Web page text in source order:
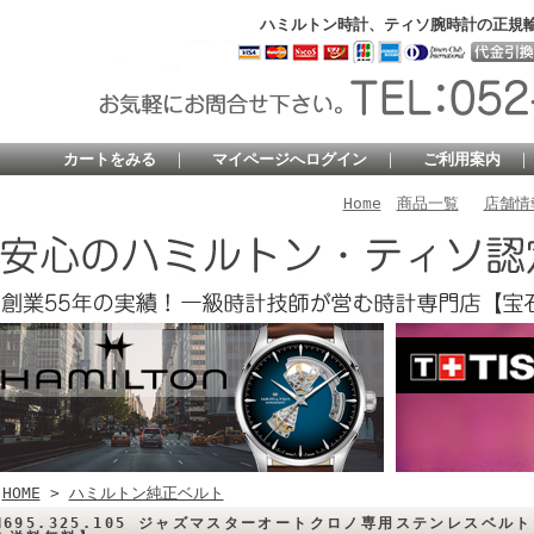
ハミルトン時計、ティソ腕時計の正
カートをみる ｜ マイページへログイン ｜ ご利用案内
Home 商品一覧 店舗情
HOME > ハミルトン純正ベルト
ジャズマスターオートクロノ専用ステンレスベル